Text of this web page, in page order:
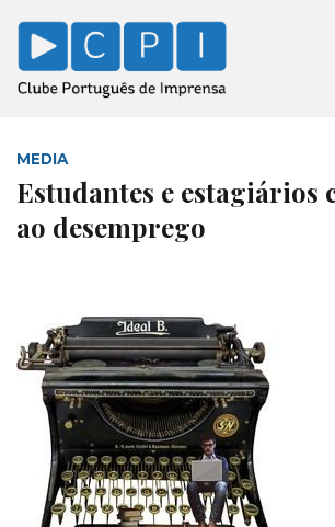
MEDIA
Estudantes e estagiários
ao desemprego